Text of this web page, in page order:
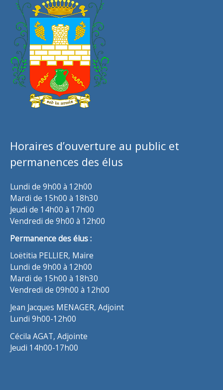
Horaires d’ouverture au public et
permanences des élus
Lundi de 9h00 à 12h00
Mardi de 15h00 à 18h30
Jeudi de 14h00 à 17h00
Vendredi de 9h00 à 12h00
Permanence des élus :
Loëtitia PELLIER, Maire
Lundi de 9h00 à 12h00
Mardi de 15h00 à 18h30
Vendredi de 09h00 à 12h00
Jean Jacques MENAGER, Adjoint
Lundi 9h00-12h00
Cécila AGAT, Adjointe
Jeudi 14h00-17h00